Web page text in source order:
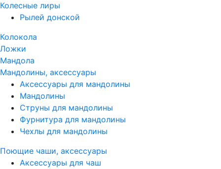
Колесные лиры
Рылей донской
Колокола
Ложки
Мандола
Мандолины, аксессуары
Аксессуары для мандолины
Мандолины
Струны для мандолины
Фурнитура для мандолины
Чехлы для мандолины
Поющие чаши, аксессуары
Аксессуары для чаш